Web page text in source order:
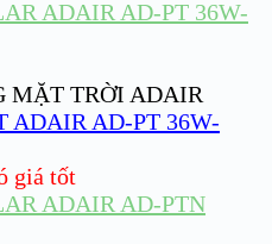
MẶT TRỜI ADAIR
AD-PT 36W-
giá tốt